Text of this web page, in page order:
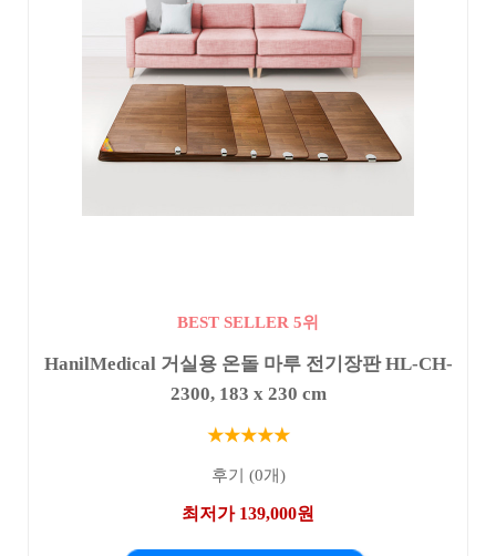
BEST SELLER 5위
HanilMedical 거실용 온돌 마루 전기장판 HL-CH-
2300, 183 x 230 cm
★★★★★
후기 (0개)
최저가 139,000원